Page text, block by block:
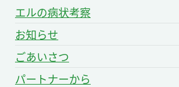
エルの病状考察
お知らせ
ごあいさつ
パートナーから